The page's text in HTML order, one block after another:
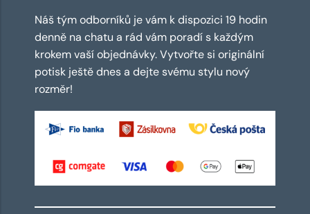
Náš tým odborníků je vám k dispozici 19 hodin
denně na chatu a rád vám poradí s každým
krokem vaší objednávky. Vytvořte si originální
potisk ještě dnes a dejte svému stylu nový
rozměr!